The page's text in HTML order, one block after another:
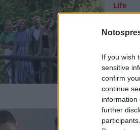
If you wish
sensitive
confirm
continue
information
further
Life
με
17
Ελλάδα